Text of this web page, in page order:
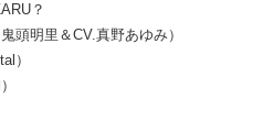
？
頭明里＆CV.真野あゆみ）
）